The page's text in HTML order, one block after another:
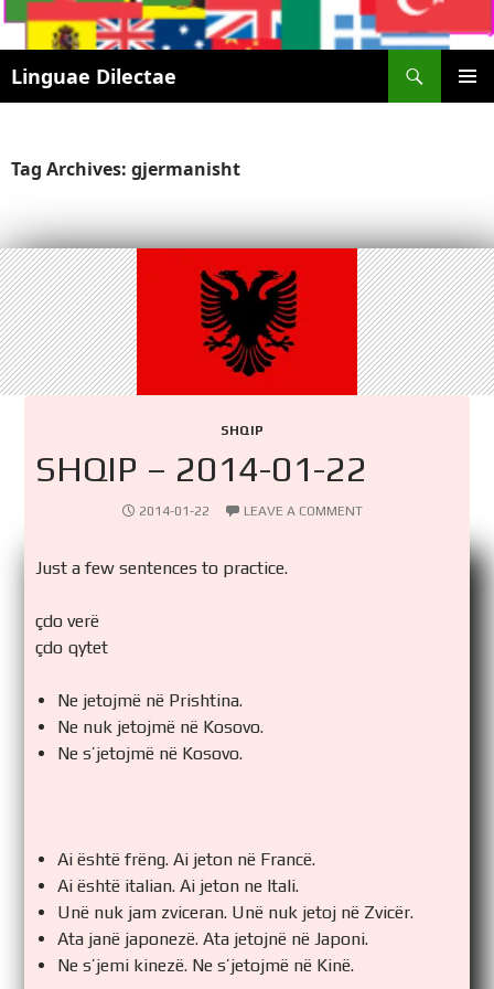
Linguae Dilectae
SKIP
Tag Archives: gjermanisht
SHQIP
SHQIP – 2014-01-22
2014-01-22 LEAVE A COMMENT
Just a few sentences to practice.
çdo verë
çdo qytet
Ne jetojmë në Prishtina.
Ne nuk jetojmë në Kosovo.
Ne s’jetojmë në Kosovo.
Ai është frëng. Ai jeton në Francë.
Ai është italian. Ai jeton ne Itali.
Unë nuk jam zviceran. Unë nuk jetoj në Zvicër.
Ata janë japonezë. Ata jetojnë në Japoni.
Ne s’jemi kinezë. Ne s’jetojmë në Kinë.